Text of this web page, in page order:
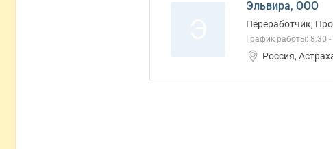
Эльвира, ООО
Переработчик,
График работы: 8.30 -
Россия,